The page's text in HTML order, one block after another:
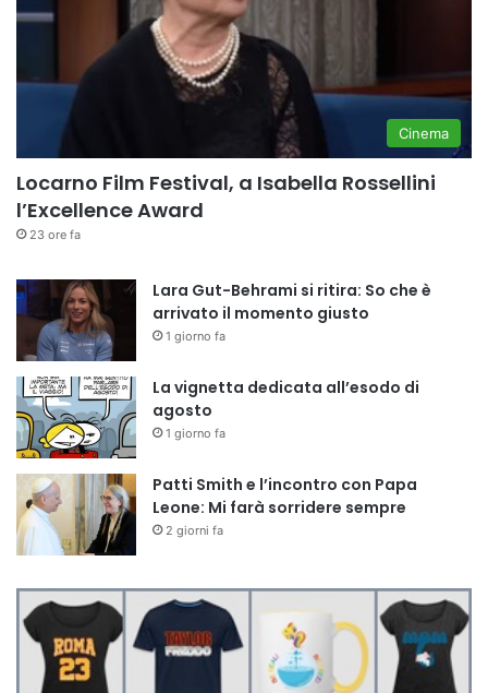
Cinema
Locarno Film Festival, a Isabella Rossellini
l’Excellence Award
23 ore fa
Lara Gut-Behrami si ritira: So che è
arrivato il momento giusto
1 giorno fa
La vignetta dedicata all’esodo di
agosto
1 giorno fa
Patti Smith e l’incontro con Papa
Leone: Mi farà sorridere sempre
2 giorni fa